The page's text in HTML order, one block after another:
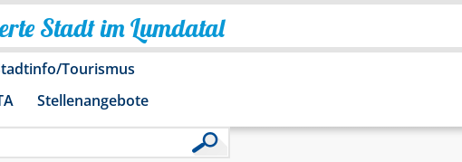
Stadt im Lumdatal
Tourismus
Stellenangebote